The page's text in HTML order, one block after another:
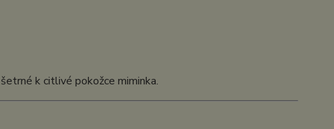
k citlivé pokožce miminka.